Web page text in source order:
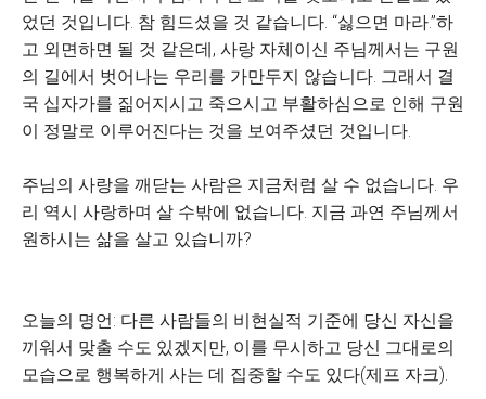
었던 것입니다. 참 힘드셨을 것 같습니다. “싫으면 마라.”하
고 외면하면 될 것 같은데, 사랑 자체이신 주님께서는 구원
의 길에서 벗어나는 우리를 가만두지 않습니다. 그래서 결
국 십자가를 짊어지시고 죽으시고 부활하심으로 인해 구원
이 정말로 이루어진다는 것을 보여주셨던 것입니다.
주님의 사랑을 깨닫는 사람은 지금처럼 살 수 없습니다. 우
리 역시 사랑하며 살 수밖에 없습니다. 지금 과연 주님께서
원하시는 삶을 살고 있습니까?
오늘의 명언: 다른 사람들의 비현실적 기준에 당신 자신을
끼워서 맞출 수도 있겠지만, 이를 무시하고 당신 그대로의
모습으로 행복하게 사는 데 집중할 수도 있다(제프 자크).